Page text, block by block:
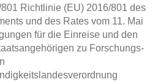
Richtlinie (EU) 2016/801 des
und des Rates vom 11. Mai
für die Einreise und den
zu Forschungs-